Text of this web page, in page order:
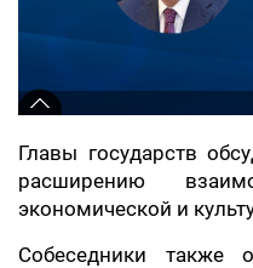
Главы государств
расширению
экономической и
Собеседники также